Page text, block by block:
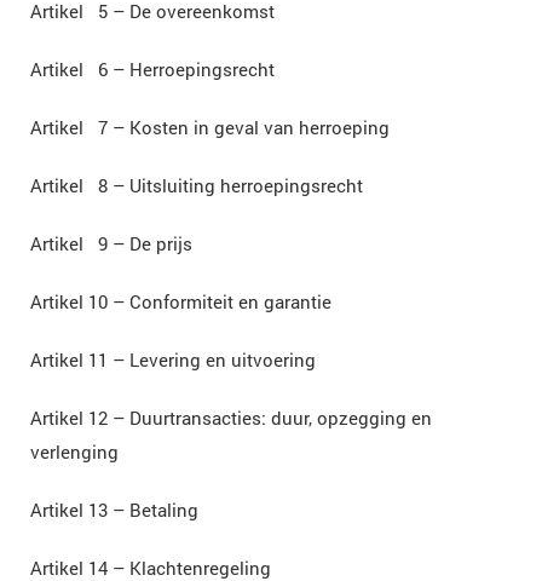
Artikel 5 – De overeenkomst
Artikel 6 – Herroepingsrecht
Artikel 7 – Kosten in geval van herroeping
Artikel 8 – Uitsluiting herroepingsrecht
Artikel 9 – De prijs
Artikel 10 – Conformiteit en garantie
Artikel 11 – Levering en uitvoering
Artikel 12 – Duurtransacties: duur, opzegging en
verlenging
Artikel 13 – Betaling
Artikel 14 – Klachtenregeling